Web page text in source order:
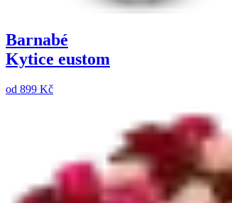
Barnabé
Kytice eustom
od 899 Kč